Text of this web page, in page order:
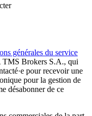
générales du service
TMS Brokers S.A., qui
pour recevoir une
pour la gestion de
désabonner de ce